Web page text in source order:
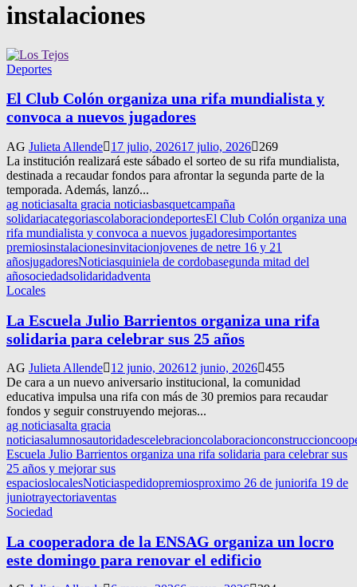
instalaciones
Deportes
El Club Colón organiza una rifa mundialista y
convoca a nuevos jugadores
AG Julieta Allende 17 julio, 202617 julio, 2026
269
La institución realizará este sábado el sorteo de su rifa mundialista,
destinada a recaudar fondos para afrontar la segunda parte de la
temporada. Además, lanzó...
ag noticiasalta gracia noticiasbasquetcampaña
solidariacategoriascolaboraciondeportesEl Club Colón organiza una
rifa mundialista y convoca a nuevos jugadoresimportantes
premiosinstalacionesinvitacionjovenes de netre 16 y 21
añosjugadoresNoticiasquiniela de cordobasegunda mitad del
añosociedadsolidaridadventa
Locales
La Escuela Julio Barrientos organiza una rifa
solidaria para celebrar sus 25 años
AG Julieta Allende 12 junio, 202612 junio, 2026 455
De cara a un nuevo aniversario institucional, la comunidad
educativa impulsa una rifa con más de 30 premios para recaudar
fondos y seguir construyendo mejoras...
ag noticiasalta gracia
noticiasalumnosautoridadescelebracioncolaboracionconstruccion
Escuela Julio Barrientos organiza una rifa solidaria para celebrar sus
25 años y mejorar sus
espacioslocalesNoticiaspedidopremiosproximo 26 de juniorifa 19 de
juniotrayectoriaventas
Sociedad
La cooperadora de la ENSAG organiza un locro
este domingo para renovar el edificio